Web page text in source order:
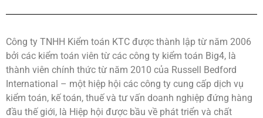
Công ty TNHH Kiểm toán KTC được thành lập từ năm 2006
bởi các kiểm toán viên từ các công ty kiểm toán Big4, là
thành viên chính thức từ năm 2010 của Russell Bedford
International – một hiệp hội các công ty cung cấp dịch vụ
kiểm toán, kế toán, thuế và tư vấn doanh nghiệp đứng hàng
đầu thế giới, là Hiệp hội được bầu về phát triển và chất